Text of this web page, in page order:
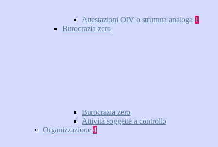
Attestazioni OIV o struttura analoga 1
Burocrazia zero
Burocrazia zero
Attività soggette a controllo
Organizzazione 4